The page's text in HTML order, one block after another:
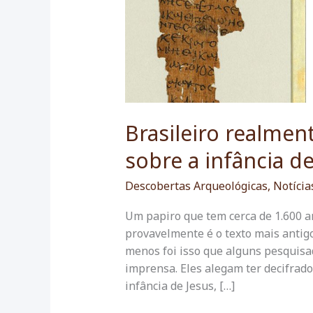
Brasileiro
sobre a infância
Descobertas Arqueológicas,
Um papiro que tem cerca de 1.600
provavelmente é o texto mais
menos foi isso que alguns
imprensa. Eles alegam ter
infância de Jesus, […]